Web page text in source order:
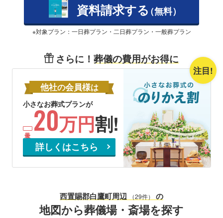
資料請求する（無料）
※対象プラン：一日葬プラン・二日葬プラン・一般葬プラン
さらに！葬儀の費用がお得に
注目!
他社の会員様は
小さなお葬式プランが
20万円割!
詳しくはこちら
西置賜郡白鷹町周辺 （29件） の
地図から葬儀場・斎場を探す